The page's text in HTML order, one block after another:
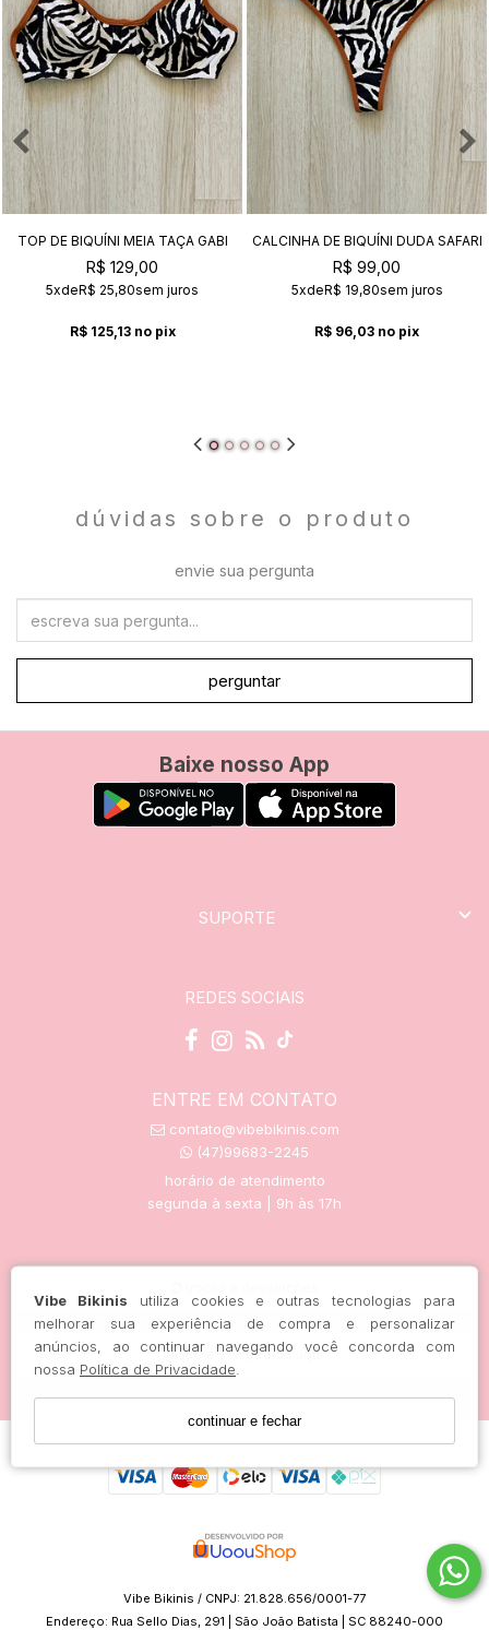
Vibe Bikinis utiliza cookies e outras tecnologias para
melhorar sua experiência de compra e personalizar
anúncios, ao continuar navegando você concorda com
nossa Política de Privacidade.
continuar e fechar
TOP DE BIQUÍNI MEIA TAÇA GABI
SAFARI
R$ 129,00
5xdeR$ 25,80sem juros
R$ 125,13 no pix
CALCINHA DE BIQUÍNI DUDA SAFARI
R$ 99,00
5xdeR$ 19,80sem juros
R$ 96,03 no pix
dúvidas sobre o produto
envie sua pergunta
perguntar
Baixe nosso App
SUPORTE
REDES SOCIAIS
ENTRE EM CONTATO
contato@vibebikinis.com
(47)99683-2245
horário de atendimento
segunda à sexta | 9h às 17h
rastreie seu pedido aqui
Vibe Bikinis / CNPJ: 21.828.656/0001-77
Endereço: Rua Sello Dias, 291 | São João Batista | SC 88240-000